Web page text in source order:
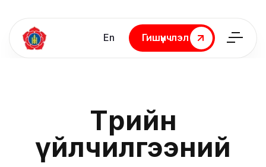
En
Гишүүнчлэл
Гишүүнчлэл
Төрийн
үйлчилгээний